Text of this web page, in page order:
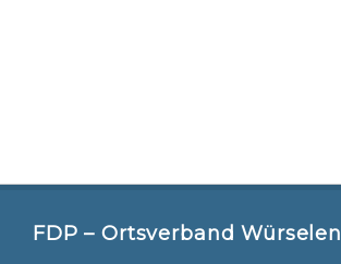
FDP – Ortsverband Würselen